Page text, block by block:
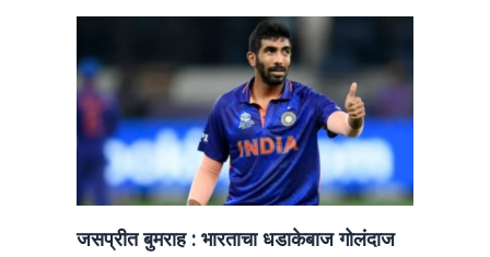
जसप्रीत बुमराह : भारताचा धडाकेबाज गोलंदाज